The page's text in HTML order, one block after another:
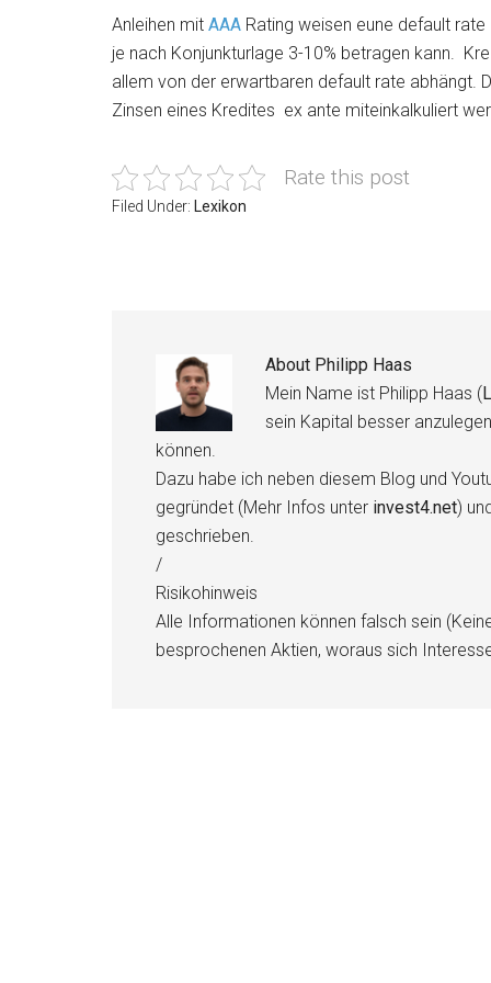
Anleihen mit AAA Rating weisen eune default
je nach Konjunkturlage 3-10% betragen kann.
allem von der erwartbaren default rate abhängt.
Zinsen eines Kredites ex ante miteinkalkuliert
Rate this post
Filed Under: Lexikon
About Philipp Haas
Mein Name ist Philipp Haas (
sein Kapital besser
können.
Dazu habe ich neben diesem Blog und
gegründet (Mehr Infos unter invest4.net)
geschrieben.
/
Risikohinweis
Alle Informationen können falsch sein
besprochenen Aktien, woraus sich